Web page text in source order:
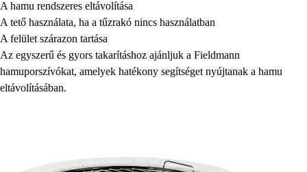
A hamu rendszeres eltávolítása
A tető használata, ha a tűzrakó nincs használatban
A felület szárazon tartása
Az egyszerű és gyors takarításhoz ajánljuk a Fieldmann
hamuporszívókat, amelyek hatékony segítséget nyújtanak a hamu
eltávolításában.